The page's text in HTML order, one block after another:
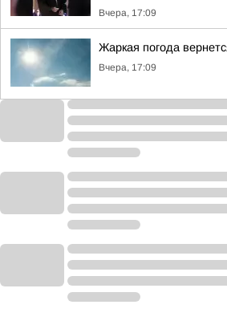
Вчера, 17:09
Жаркая погода
Вчера, 17:09